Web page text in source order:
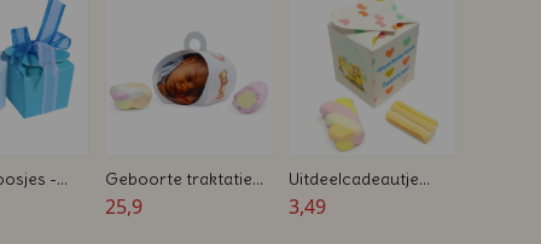
-
-
Geboorte traktatie
25 stuks met naam of
25,9
Uitdeelcadeautje
voor school met
3,49